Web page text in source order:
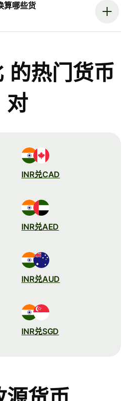
算哪些货
的热门货币
对
INR兑CAD
INR兑AED
INR兑AUD
INR兑SGD